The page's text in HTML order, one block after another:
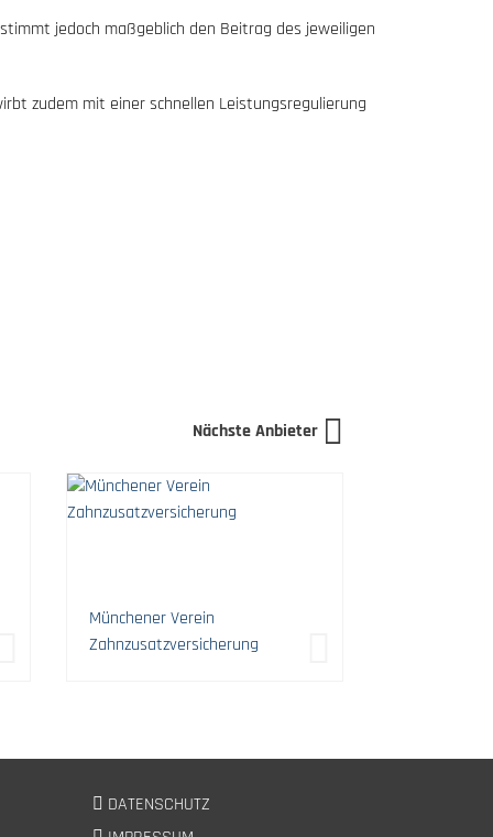
jedoch maßgeblich den Beitrag des jeweiligen
zudem mit einer schnellen Leistungsregulierung
Nächste Anbieter
Münchener Verein
Zahnzusatzversicherung
DATENSCHUTZ